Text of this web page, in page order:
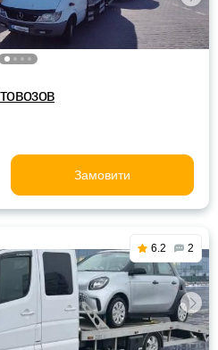
Замовити
6.2 2